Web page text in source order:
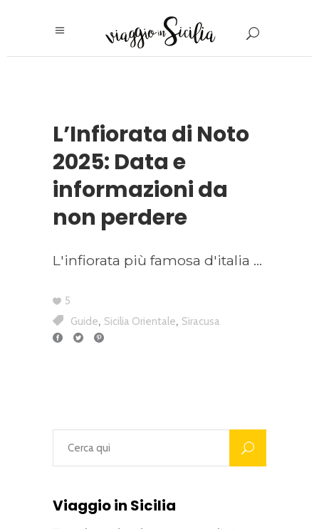
L’Infiorata di Noto
2025: Data e
informazioni da
non perdere
L'infiorata più famosa d'italia
5
Guide, Sicilia Orientale, Siracusa
Viaggio in Sicilia